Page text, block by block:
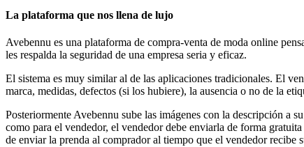
La plataforma que nos llena de lujo
Avebennu es una plataforma de compra-venta de moda online
les respalda la seguridad de una empresa seria y eficaz.
El sistema es muy similar al de las aplicaciones tradicionales. El
marca, medidas, defectos (si los hubiere), la ausencia o no de la
Posteriormente Avebennu sube las imágenes con la descripción a
como para el vendedor, el vendedor debe enviarla de forma
de enviar la prenda al comprador al tiempo que el vendedor recibe